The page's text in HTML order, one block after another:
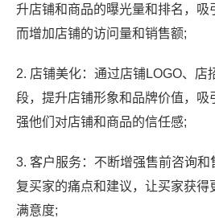
升店铺和商品的曝光量和排名，吸
而增加店铺的访问量和销售额;
2. 店铺美化：通过店铺LOGO、店
段，提升店铺形象和品牌价值，吸
强他们对店铺和商品的信任感;
3. 客户服务：不断增强售前咨询和
复买家的痛点和建议，让买家获得
满意度;